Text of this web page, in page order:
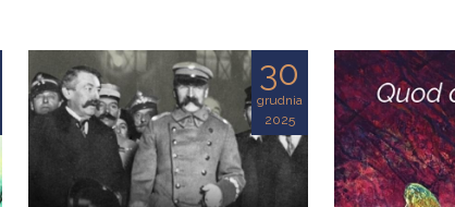
30
grudnia
2025